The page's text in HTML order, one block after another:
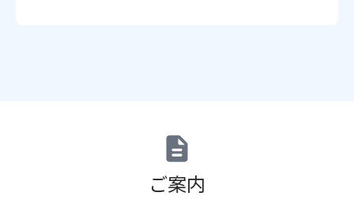
ご案内